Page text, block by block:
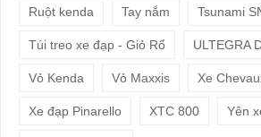
Ruột kenda Tay nắm Tsunami
Túi treo xe đạp - Giỏ Rổ ULTEGRA
Vỏ Kenda Vỏ Maxxis Xe
Xe đạp Pinarello XTC 800 Yên